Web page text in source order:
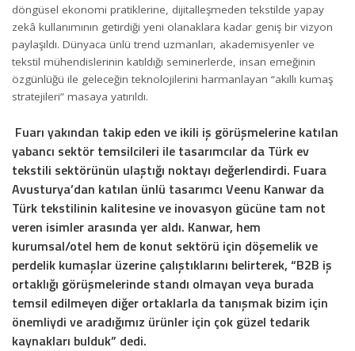
döngüsel ekonomi pratiklerine, dijitalleşmeden tekstilde yapay
zekâ kullanımının getirdiği yeni olanaklara kadar geniş bir vizyon
paylaşıldı. Dünyaca ünlü trend uzmanları, akademisyenler ve
tekstil mühendislerinin katıldığı seminerlerde, insan emeğinin
özgünlüğü ile geleceğin teknolojilerini harmanlayan “akıllı kumaş
stratejileri” masaya yatırıldı.
Fuarı yakından takip eden ve ikili iş görüşmelerine katılan
yabancı sektör temsilcileri ile tasarımcılar da Türk ev
tekstili sektörünün ulaştığı noktayı değerlendirdi. Fuara
Avusturya’dan katılan ünlü tasarımcı Veenu Kanwar da
Türk tekstilinin kalitesine ve inovasyon gücüne tam not
veren isimler arasında yer aldı. Kanwar, hem
kurumsal/otel hem de konut sektörü için döşemelik ve
perdelik kumaşlar üzerine çalıştıklarını belirterek, “B2B iş
ortaklığı görüşmelerinde standı olmayan veya burada
temsil edilmeyen diğer ortaklarla da tanışmak bizim için
önemliydi ve aradığımız ürünler için çok güzel tedarik
kaynakları bulduk” dedi.